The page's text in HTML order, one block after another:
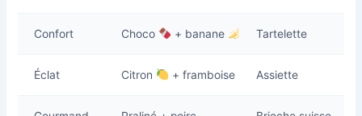
Confort Choco + banane Tartelette
Éclat Citron + framboise Assiette